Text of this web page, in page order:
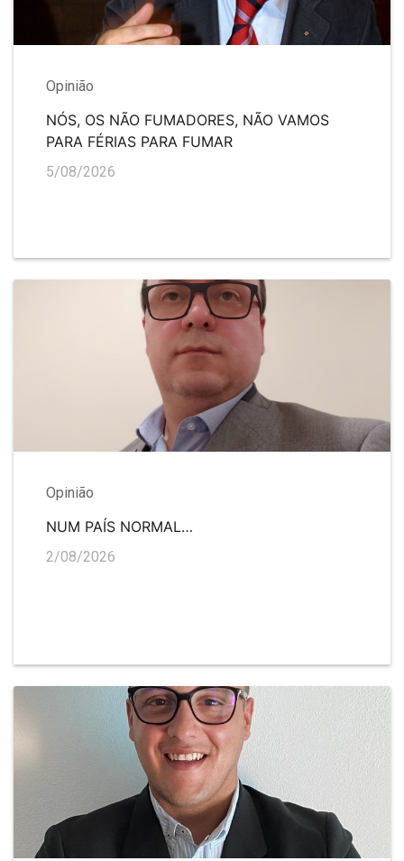
Opinião
NÓS, OS NÃO FUMADORES, NÃO VAMOS
PARA FÉRIAS PARA FUMAR
5/08/2026
Opinião
NUM PAÍS NORMAL…
2/08/2026